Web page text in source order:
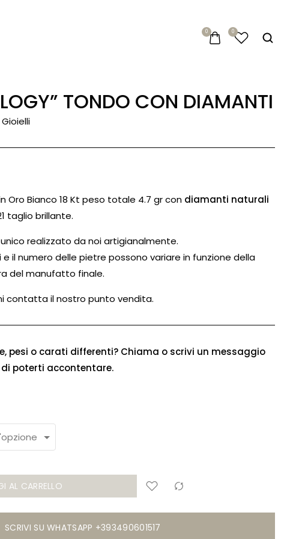
0 0
TONDO CON DIAMANTI
Oro Bianco 18 Kt peso totale 4.7 gr con diamanti naturali
taglio brillante.
realizzato da noi artigianalmente.
e il numero delle pietre possono variare in funzione della
del manufatto finale.
contatta il nostro punto vendita.
pesi o carati differenti? Chiama o scrivi un messaggio
poterti accontentare.
AL CARRELLO
SCRIVI SU WHATSAPP +393490601517